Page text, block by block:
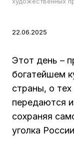
22.06.2025
Этот день –
богатейшем
страны, о
передаются
сохраняя
уголка